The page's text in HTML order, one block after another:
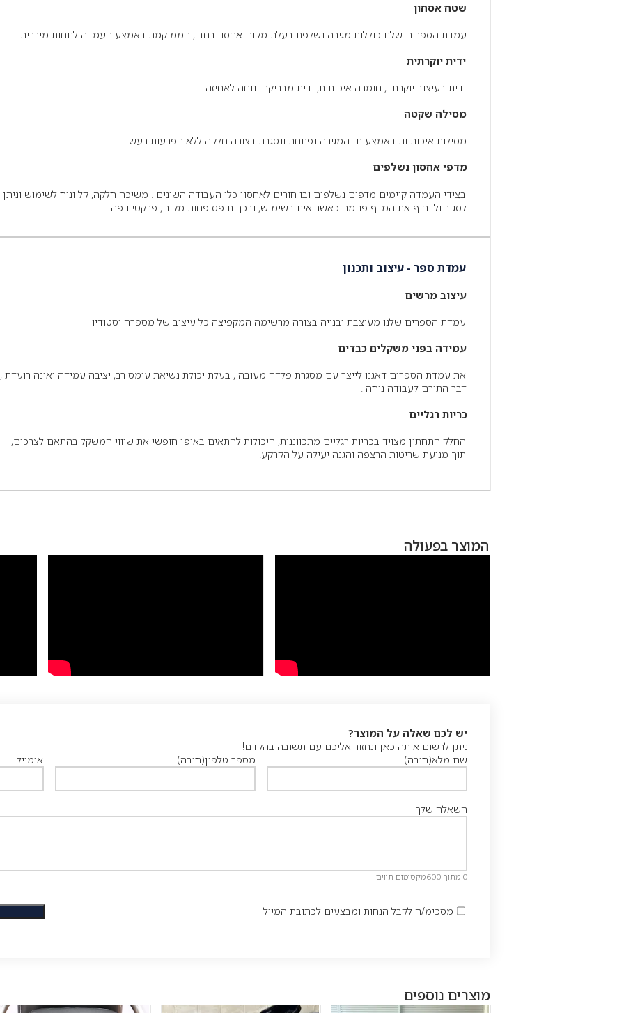
שטח אסחון
עמדת הספרים שלנו כוללות מגירה נשלפת בעלת מקום אחסון רחב , הממוקמת באמצע העמדה לנוחות מירבית .
ידית יוקרתית
ידית בעיצוב יוקרתי , חומרה איכותית, ידית מבריקה ונוחה לאחיזה .
מסילה שקטה
מסילות איכותיות באמצעותן המגירה נפתחת ונסגרת בצורה חלקה ללא הפרעות רעש.
מדפי אחסון נשלפים
בצידי העמדה קיימים מדפים נשלפים ובו חורים לאחסון כלי העבודה השונים . משיכה חלקה, קל ונוח לשימוש וניתן
לסגור ולדחוף את המדף פנימה כאשר אינו בשימוש, ובכך תופס פחות מקום, פרקטי ויפה.
עמדת ספר - עיצוב ותכנון
עיצוב מרשים
עמדת הספרים שלנו מעוצבת ובנויה בצורה מרשימה המקפיצה כל עיצוב של מספרה וסטודיו
עמידה בפני משקלים כבדים
את עמדת הספרים דאגנו לייצר עם מסגרת פלדה מעובה , בעלת יכולת נשיאת עומס רב, יציבה עמידה ואינה רועדת ,
דבר התורם לעבודה נוחה .
כריות רגליים
החלק התחתון מצויד בכריות רגליים מתכווננות, היכולות להתאים באופן חופשי את שיווי המשקל בהתאם לצרכים,
תוך מניעת שריטות הרצפה והגנה יעילה על הקרקע.
המוצר בפעולה
יש לכם שאלה על המוצר?
ניתן לרשום אותה כאן ונחזור אליכם עם תשובה בהקדם!
שם מלא(חובה) מספר טלפון(חובה) אימייל
השאלה שלך
0 מתוך 600 מקסימום תווים
מסכימ/ה לקבל הנחות ומבצעים לכתובת המייל
מוצרים נוספים